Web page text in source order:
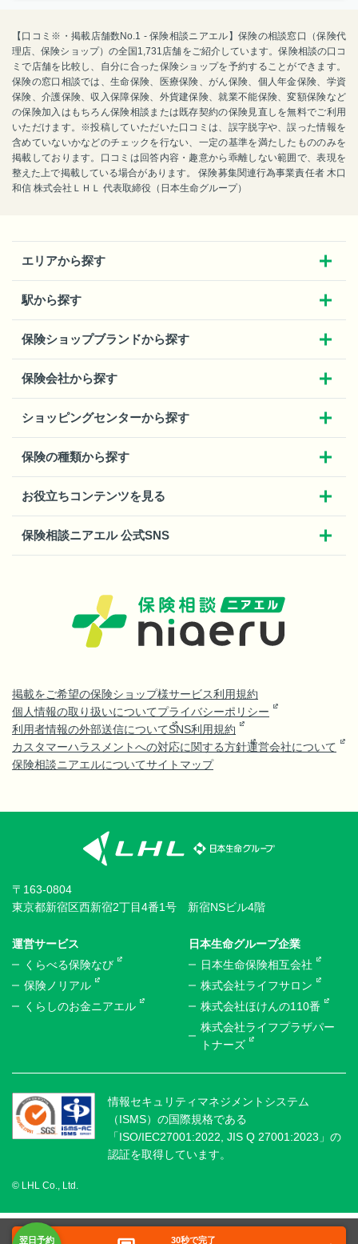
【口コミ※・掲載店舗数No.1 - 保険相談ニアエル】保険の相談窓口（保険代
理店、保険ショップ）の全国1,731店舗をご紹介しています。保険相談の口コ
ミで店舗を比較し、自分に合った保険ショップを予約することができます。
保険の窓口相談では、生命保険、医療保険、がん保険、個人年金保険、学資
保険、介護保険、収入保障保険、外貨建保険、就業不能保険、変額保険など
の保険加入はもちろん保険相談または既存契約の保険見直しを無料でご利用
いただけます。※投稿していただいた口コミは、誤字脱字や、誤った情報を
含めていないかなどのチェックを行ない、一定の基準を満たしたもののみを
掲載しております。口コミは回答内容・趣意から乖離しない範囲で、表現を
整えた上で掲載している場合があります。 保険募集関連行為事業責任者 木口
和信 株式会社ＬＨＬ 代表取締役（日本生命グループ）
エリアから探す
駅から探す
保険ショップブランドから探す
保険会社から探す
ショッピングセンターから探す
保険の種類から探す
お役立ちコンテンツを見る
保険相談ニアエル 公式SNS
掲載をご希望の保険ショップ様サービス利用規約
個人情報の取り扱いについてプライバシーポリシー
利用者情報の外部送信についてSNS利用規約
カスタマーハラスメントへの対応に関する方針運営会社について
保険相談ニアエルについてサイトマップ
〒163-0804
東京都新宿区西新宿2丁目4番1号 新宿NSビル4階
運営サービス
くらべる保険なび
保険ノリアル
くらしのお金ニアエル
日本生命グループ企業
日本生命保険相互会社
株式会社ライフサロン
株式会社ほけんの110番
株式会社ライフプラザパー
トナーズ
情報セキュリティマネジメントシステム
（ISMS）の国際規格である
「ISO/IEC27001:2022, JIS Q 27001:2023」の
認証を取得しています。
© LHL Co., Ltd.
30秒で完了